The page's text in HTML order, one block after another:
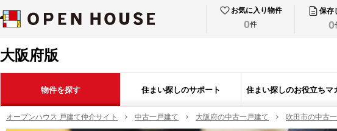
お気に入り物件
0件
保存
0
大阪府版
物件を探す 住まい探しのサポート 住まい探しのお役立ちマ
オープンハウス 戸建て仲介サイト 中古一戸建て 大阪府の中古一戸建て 吹田市の中古